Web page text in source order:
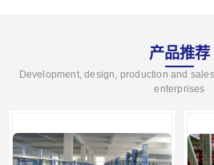
产品推荐
Development, design, production and
enterprises